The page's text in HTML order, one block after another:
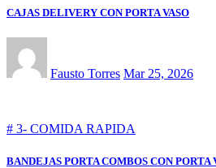
CAJAS DELIVERY CON PORTA VASO
Fausto Torres Mar 25, 2026
# 3- COMIDA RAPIDA
BANDEJAS PORTA COMBOS CON PORTA